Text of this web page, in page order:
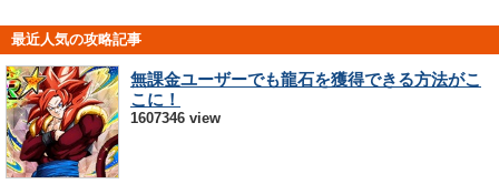
最近人気の攻略記事
無課金ユーザーでも龍石を獲得できる方法がこ
こに！
1607346 view